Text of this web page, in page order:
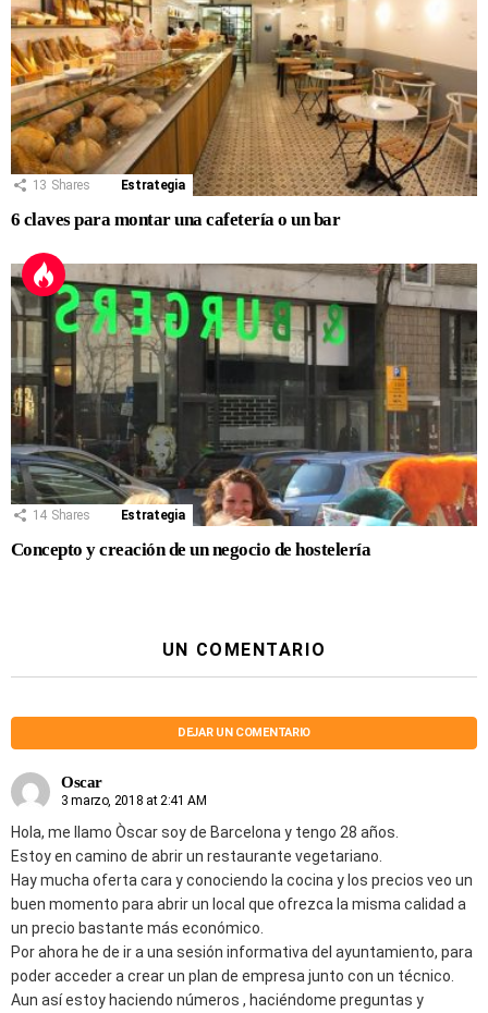
13 Shares Estrategia
6 claves para montar una cafetería o un bar
14 Shares Estrategia
Concepto y creación de un negocio de hostelería
UN COMENTARIO
DEJAR UN COMENTARIO
Oscar
3 marzo, 2018 at 2:41 AM
Hola, me llamo Òscar soy de Barcelona y tengo 28 años.
Estoy en camino de abrir un restaurante vegetariano.
Hay mucha oferta cara y conociendo la cocina y los precios veo un
buen momento para abrir un local que ofrezca la misma calidad a
un precio bastante más económico.
Por ahora he de ir a una sesión informativa del ayuntamiento, para
poder acceder a crear un plan de empresa junto con un técnico.
Aun así estoy haciendo números , haciéndome preguntas y